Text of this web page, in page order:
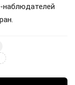
наблюдателей